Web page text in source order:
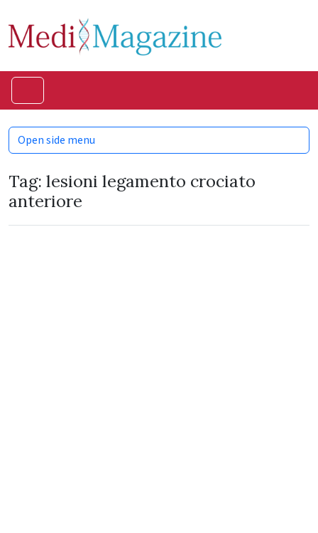
Tag: lesioni legamento crociato
anteriore
Open side menu